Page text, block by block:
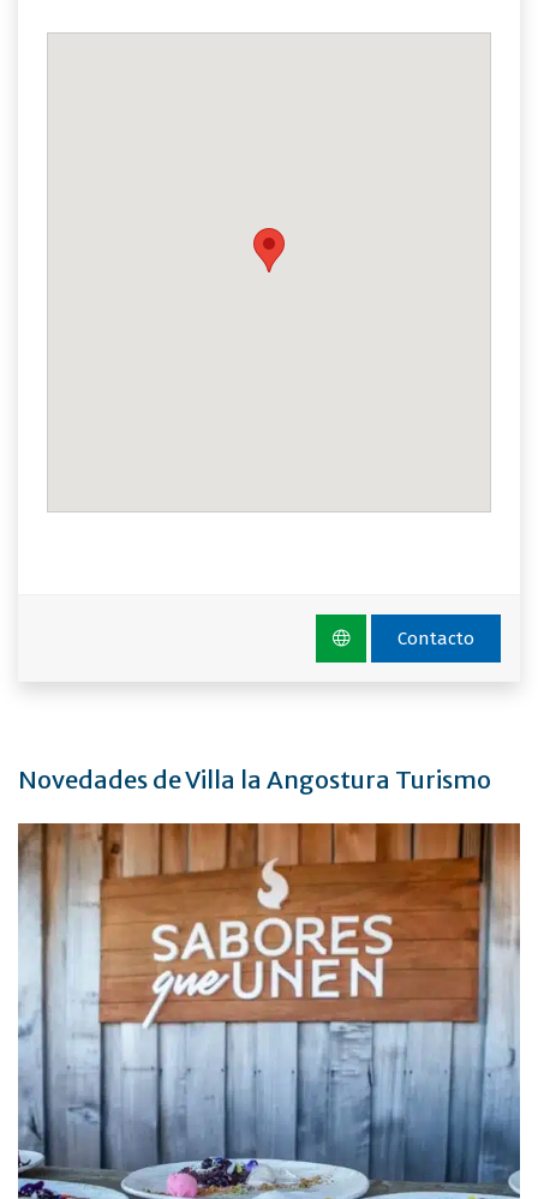
Contacto
Novedades de Villa la Angostura Turismo